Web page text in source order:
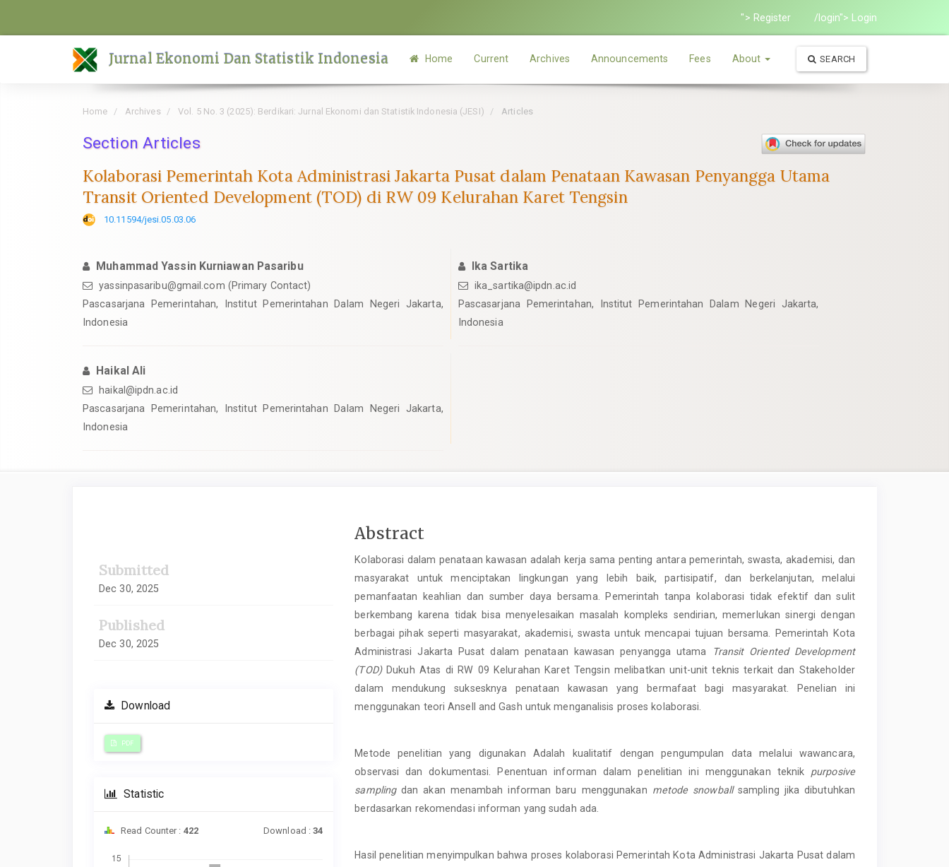
"> Register /login"> Login
Jurnal Ekonomi Dan Statistik Indonesia Home Current Archives Announcements Fees About SEARCH
Home Archives Vol. 5 No. 3 (2025): Berdikari: Jurnal Ekonomi dan Statistik Indonesia (JESI) Articles
Section Articles
Kolaborasi Pemerintah Kota Administrasi Jakarta Pusat dalam Penataan Kawasan Penyangga Utama
Transit Oriented Development (TOD) di RW 09 Kelurahan Karet Tengsin
10.11594/jesi.05.03.06
Muhammad Yassin Kurniawan Pasaribu
yassinpasaribu@gmail.com (Primary Contact)
Pascasarjana Pemerintahan, Institut Pemerintahan Dalam Negeri Jakarta,
Indonesia
Ika Sartika
ika_sartika@ipdn.ac.id
Pascasarjana Pemerintahan, Institut Pemerintahan Dalam Negeri Jakarta,
Indonesia
Haikal Ali
haikal@ipdn.ac.id
Pascasarjana Pemerintahan, Institut Pemerintahan Dalam Negeri Jakarta,
Indonesia
Submitted
Dec 30, 2025
Published
Dec 30, 2025
Download
PDF
Statistic
Read Counter : 422 Download :34
Main
Article
Content
Abstract
Kolaborasi dalam penataan kawasan adalah kerja sama penting antara pemerintah, swasta, akademisi, dan
masyarakat untuk menciptakan lingkungan yang lebih baik, partisipatif, dan berkelanjutan, melalui
pemanfaatan keahlian dan sumber daya bersama. Pemerintah tanpa kolaborasi tidak efektif dan sulit
berkembang karena tidak bisa menyelesaikan masalah kompleks sendirian, memerlukan sinergi dengan
berbagai pihak seperti masyarakat, akademisi, swasta untuk mencapai tujuan bersama. Pemerintah Kota
Administrasi Jakarta Pusat dalam penataan kawasan penyangga utama
Transit Oriented Development
(TOD)Dukuh Atas di RW 09 Kelurahan Karet Tengsin melibatkan unit-unit teknis terkait dan Stakeholder
dalam mendukung suksesknya penataan kawasan yang bermafaat bagi masyarakat. Penelian ini
menggunakan teori Ansell and Gash untuk menganalisis proses kolaborasi.
Metode penelitian yang digunakan Adalah kualitatif dengan pengumpulan data melalui wawancara,
observasi dan dokumentasi. Penentuan informan dalam penelitian ini menggunakan teknik purposive
samplingdan akan menambah informan baru menggunakan metode snowballsampling jika dibutuhkan
berdasarkan rekomendasi informan yang sudah ada.
Hasil penelitian menyimpulkan bahwa proses kolaborasi Pemerintah Kota Administrasi Jakarta Pusat dalam